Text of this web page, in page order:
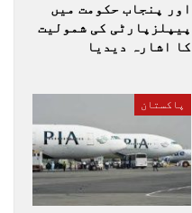
اور پنجاب حکومت میں
پیپلزپارٹی کی شمولیت
کا اشارہ دیدیا
پاکستان